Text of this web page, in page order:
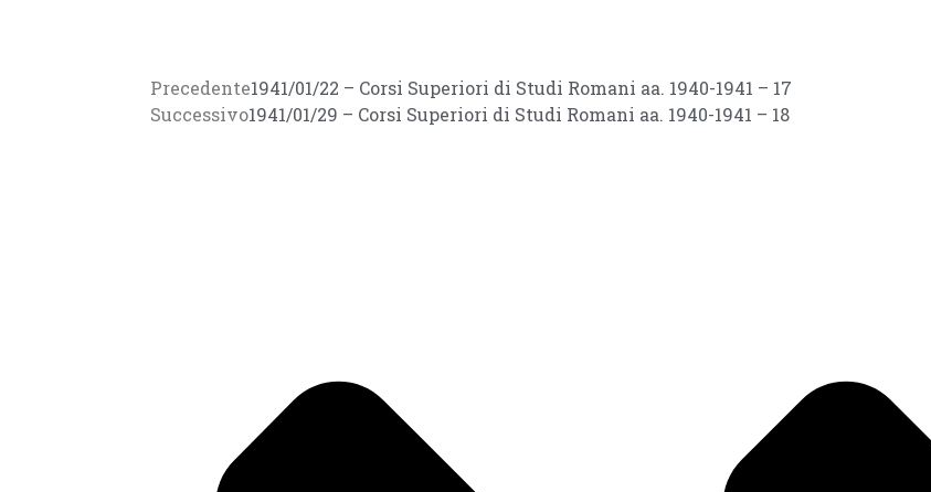
Precedente1941/01/22 – Corsi Superiori di Studi Romani aa. 1940-1941 – 17
Successivo1941/01/29 – Corsi Superiori di Studi Romani aa. 1940-1941 – 18